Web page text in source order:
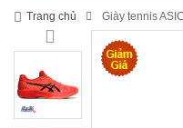
Trang chủ Giày tennis